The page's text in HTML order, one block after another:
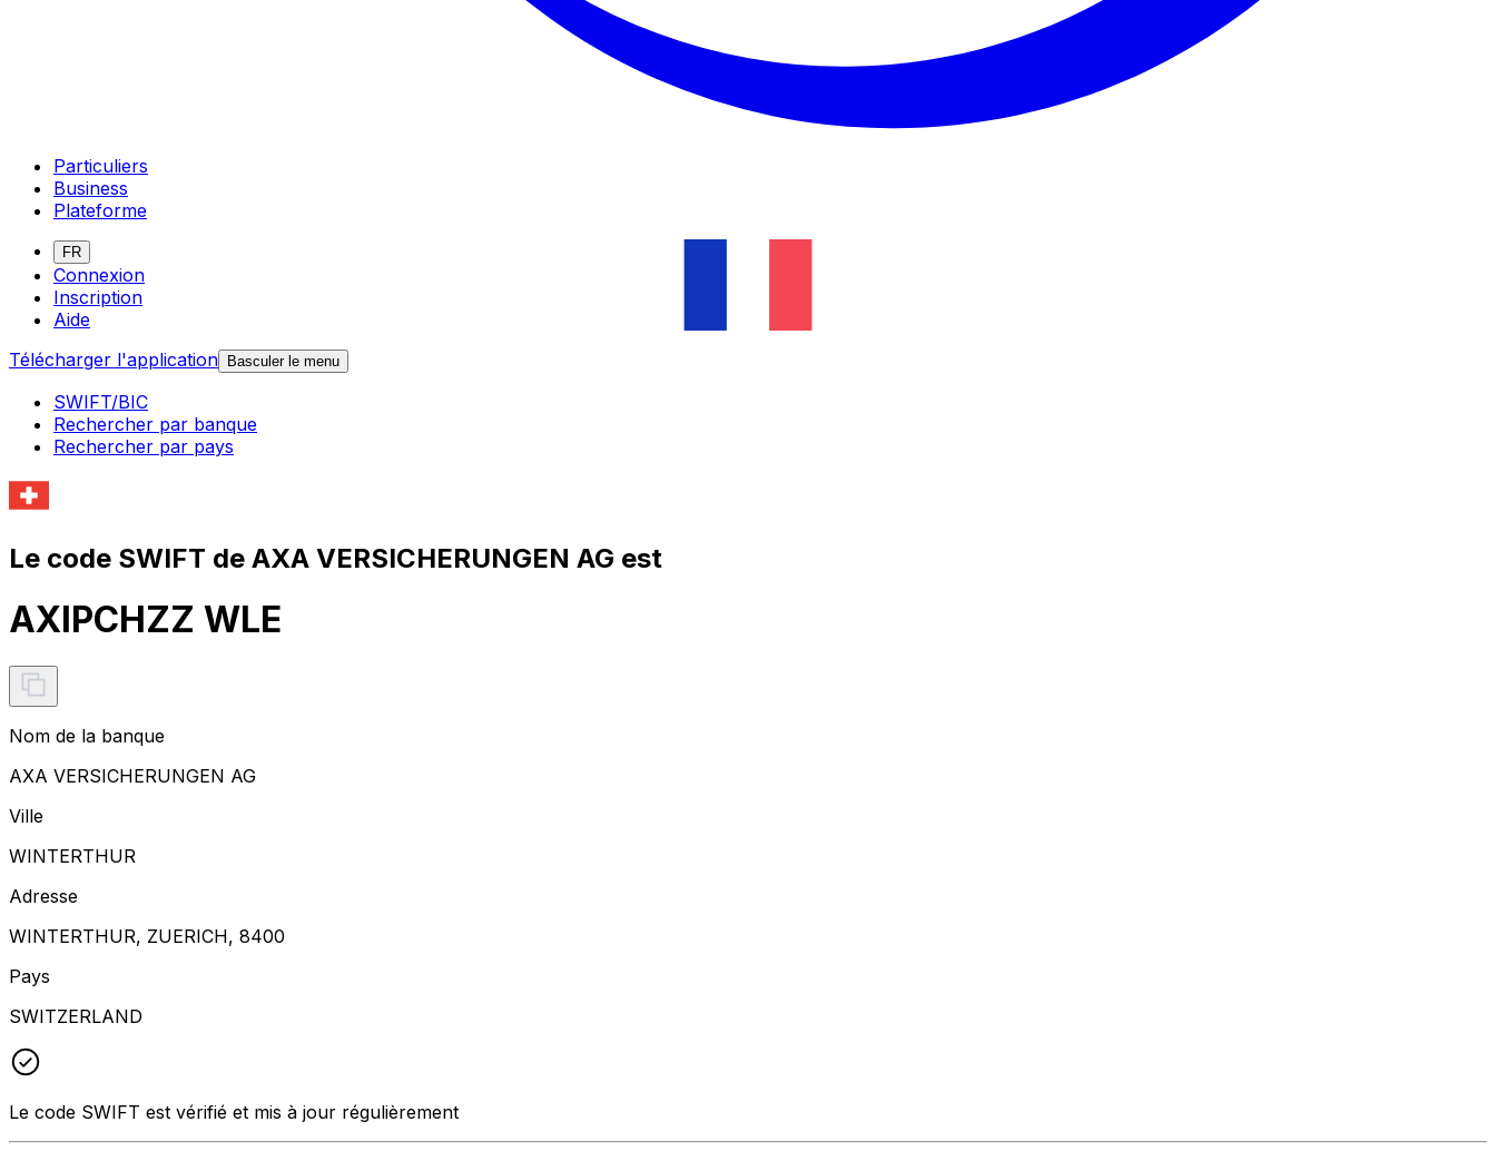
Particuliers
Business
Plateforme
FR
Connexion
Inscription
Aide
Télécharger l'application Basculer le menu
SWIFT/BIC
Rechercher par banque
Rechercher par pays
Le code SWIFT de AXA VERSICHERUNGEN AG est
AXIPCHZZ WLE
Nom de la banque
AXA VERSICHERUNGEN AG
Ville
WINTERTHUR
Adresse
WINTERTHUR, ZUERICH, 8400
Pays
SWITZERLAND
Le code SWIFT est vérifié et mis à jour régulièrement